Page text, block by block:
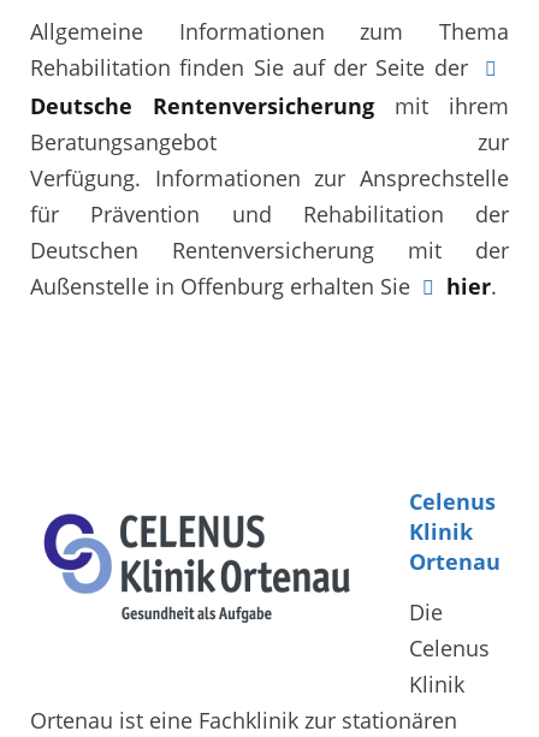
Allgemeine Informationen zum Thema
Rehabilitation finden Sie auf der Seite der
Deutsche Rentenversicherung
mit ihrem
Beratungsangebot zur
Verfügung. Informationen zur Ansprechstelle
für Prävention und Rehabilitation der
Deutschen Rentenversicherung mit der
Außenstelle in Offenburg erhalten Sie
hier.
Celenus
Klinik
Ortenau
Die
Celenus
Klinik
Ortenau ist eine Fachklinik zur stationären